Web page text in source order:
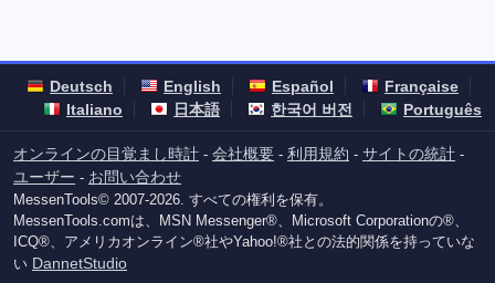
Deutsch English Español
Française
Italiano
日本語 한국어 버전 Português
オンラインの目覚まし時計 - 会社概要 - 利用規約 - サイトの統計 -
ユーザー - お問い合わせ
MessenTools© 2007-2026. すべての権利を保有。
MessenTools.comは、MSN Messenger®、Microsoft Corporationの®、
ICQ®、アメリカオンライン®社やYahoo!®社との法的関係を持っていな
い DannetStudio